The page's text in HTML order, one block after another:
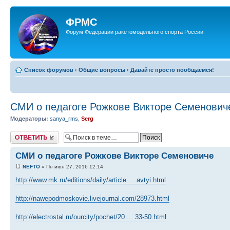
ФРМС
Форум Федерации ракетомодельного спорта России
Список форумов ‹ Общие вопросы ‹ Давайте просто пообщаемся!
СМИ о педагоге Рожкове Викторе
Модераторы: sanya_rms Serg
Ответить
СМИ о педагоге Рожкове Викторе Семеновиче
NEFTO » Пн июн 27, 2016 12:14
http://www.mk.ru/editions/daily/article ... avtyi.html
http://nawepodmoskovie.livejournal.com/28973.html
http://electrostal.ru/ourcity/pochet/20 ... 33-50.html